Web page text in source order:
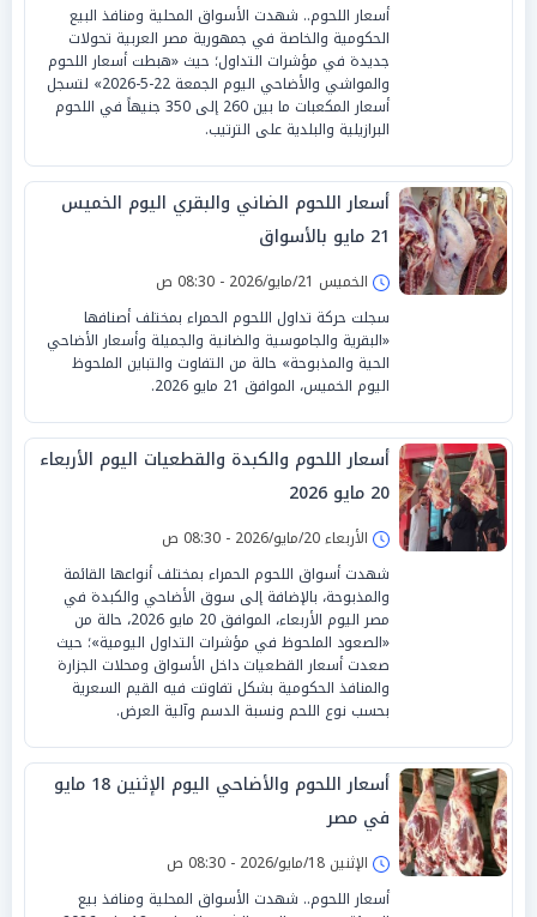
أسعار اللحوم.. شهدت الأسواق المحلية ومنافذ البيع
الحكومية والخاصة في جمهورية مصر العربية تحولات
جديدة في مؤشرات التداول؛ حيث «هبطت أسعار اللحوم
والمواشي والأضاحي اليوم الجمعة 22-5-2026» لتسجل
أسعار المكعبات ما بين 260 إلى 350 جنيهاً في اللحوم
البرازيلية والبلدية على الترتيب.
أسعار اللحوم الضاني والبقري اليوم الخميس
21 مايو بالأسواق
الخميس 21/مايو/2026 - 08:30 ص
سجلت حركة تداول اللحوم الحمراء بمختلف أصنافها
«البقرية والجاموسية والضانية والجميلة وأسعار الأضاحي
الحية والمذبوحة» حالة من التفاوت والتباين الملحوظ
اليوم الخميس، الموافق 21 مايو 2026.
أسعار اللحوم والكبدة والقطعيات اليوم الأربعاء
20 مايو 2026
الأربعاء 20/مايو/2026 - 08:30 ص
شهدت أسواق اللحوم الحمراء بمختلف أنواعها القائمة
والمذبوحة، بالإضافة إلى سوق الأضاحي والكبدة في
مصر اليوم الأربعاء، الموافق 20 مايو 2026، حالة من
«الصعود الملحوظ في مؤشرات التداول اليومية»؛ حيث
صعدت أسعار القطعيات داخل الأسواق ومحلات الجزارة
والمنافذ الحكومية بشكل تفاوتت فيه القيم السعرية
بحسب نوع اللحم ونسبة الدسم وآلية العرض.
أسعار اللحوم والأضاحي اليوم الإثنين 18 مايو
في مصر
الإثنين 18/مايو/2026 - 08:30 ص
أسعار اللحوم.. شهدت الأسواق المحلية ومنافذ بيع